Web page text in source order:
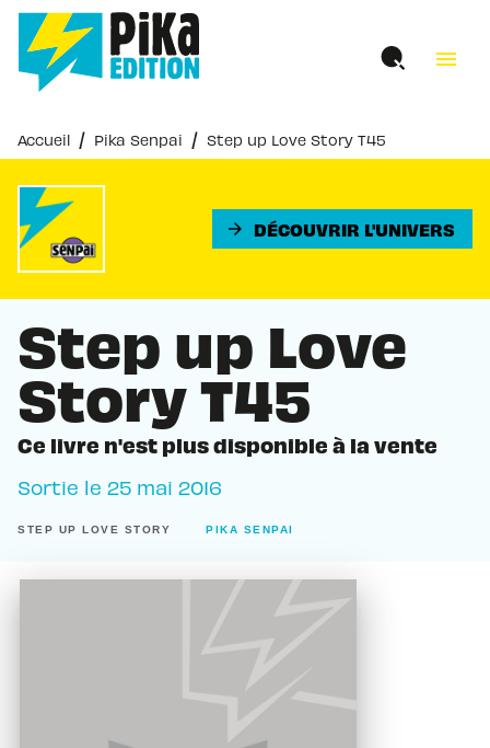
MENU RECHERCHE
PIED DE PAGE
menu
Accueil / Pika Senpai / Step up Love Story T45
arrow_forward DÉCOUVRIR L'UNIVERS
Step up Love
Story T45
Ce livre n'est plus disponible à la vente
Sortie le 25 mai 2016
STEP UP LOVE STORY PIKA SENPAI